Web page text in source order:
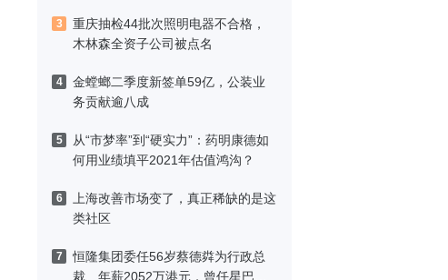
3
重庆抽检44批次照明电器不合格，
木林森全资子公司被点名
4
金螳螂二季度新签单59亿，公装业
务贡献逾八成
5
从“市梦率”到“硬实力”：药明康德如
何用业绩填平2021年估值鸿沟？
6
上海改善市场变了，真正稀缺的是这
类社区
7
恒隆集团委任56岁蔡德粦为行政总
裁、年薪2052万港元，曾任星巴克